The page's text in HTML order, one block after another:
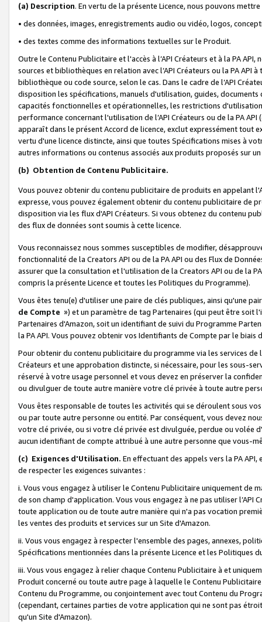
(a) Description. En vertu de la présente Licence, nous pouvons
• des données, images, enregistrements audio ou vidéo, logos,
• des textes comme des informations textuelles sur le Produit.
Outre le Contenu Publicitaire et l'accès à l’API Créateurs et à la PA
sources et bibliothèques en relation avec l’API Créateurs ou la PA
bibliothèque ou code source, selon le cas. Dans le cadre de l’API
disposition les spécifications, manuels d'utilisation, guides,
capacités fonctionnelles et opérationnelles, les restrictions
performance concernant l'utilisation de l’API Créateurs ou de la PA
apparaît dans le présent Accord de licence, exclut expressément tout
vertu d'une licence distincte, ainsi que toutes Spécifications mises à
autres informations ou contenus associés aux produits proposés sur
(b) Obtention de Contenu Publicitaire.
Vous pouvez obtenir du contenu publicitaire de produits en appelant
expresse, vous pouvez également obtenir du contenu publicitaire de
disposition via les flux d'API Créateurs. Si vous obtenez du contenu
des flux de données sont soumis à cette licence.
Vous reconnaissez nous sommes susceptibles de modifier,
fonctionnalité de la Creators API ou de la PA API ou des Flux de
assurer que la consultation et l'utilisation de la Creators API ou de la
compris la présente Licence et toutes les Politiques du Programme).
Vous êtes tenu(e) d'utiliser une paire de clés publiques, ainsi qu'une
de Compte ») et un paramètre de tag Partenaires (qui peut être soit
Partenaires d'Amazon, soit un identifiant de suivi du Programme
la PA API. Vous pouvez obtenir vos Identifiants de Compte par le biais
Pour obtenir du contenu publicitaire du programme via les services
Créateurs et une approbation distincte, si nécessaire, pour les sous-
réservé à votre usage personnel et vous devez en préserver la
ou divulguer de toute autre manière votre clé privée à toute autre
Vous êtes responsable de toutes les activités qui se déroulent sous
ou par toute autre personne ou entité. Par conséquent, vous devez
votre clé privée, ou si votre clé privée est divulguée, perdue ou volée
aucun identifiant de compte attribué à une autre personne que vous-
(c) Exigences d'Utilisation. En effectuant des appels vers la PA
de respecter les exigences suivantes :
i. Vous vous engagez à utiliser le Contenu Publicitaire uniquement de
de son champ d'application. Vous vous engagez à ne pas utiliser l’API
toute application ou de toute autre manière qui n'a pas vocation
les ventes des produits et services sur un Site d'Amazon.
ii. Vous vous engagez à respecter l'ensemble des pages, annexes,
Spécifications mentionnées dans la présente Licence et les Politiques
iii. Vous vous engagez à relier chaque Contenu Publicitaire à et
Produit concerné ou toute autre page à laquelle le Contenu
Contenu du Programme, ou conjointement avec tout Contenu du
(cependant, certaines parties de votre application qui ne sont pas
qu'un Site d'Amazon).